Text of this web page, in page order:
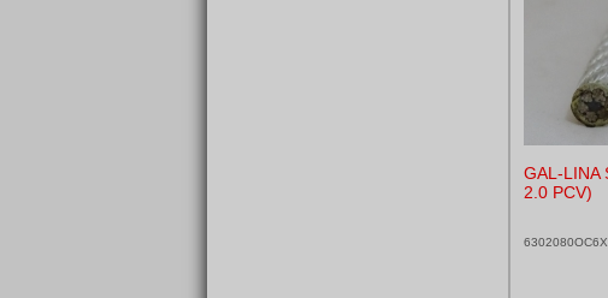
GAL-LINA
2.0 PCV)